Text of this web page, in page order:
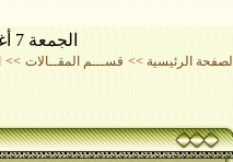
الجمعة 7 أغسطس 2026 ميلادى - 22 صفر 1448 هجرى
الصفحة الرئيسية>> قســـم المقــالات >>